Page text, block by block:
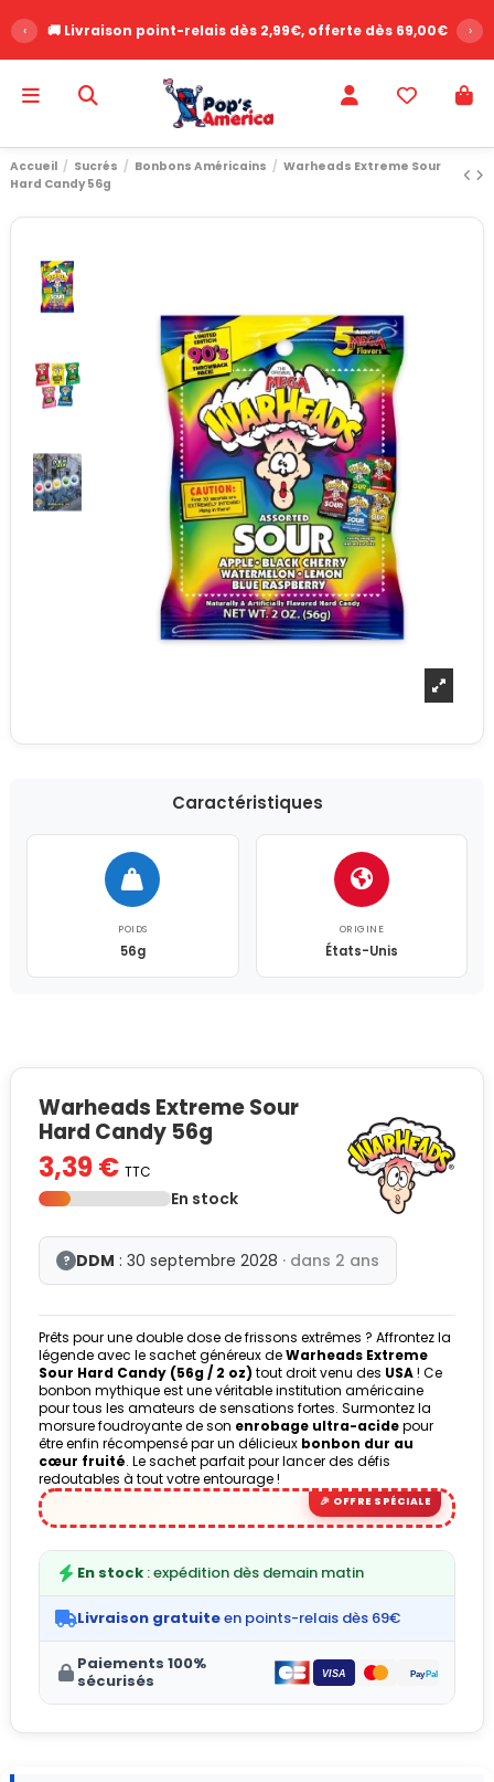
‹ 🚚 Livraison point-relais dès 2,99€, offerte dès 69,00€ ›
Accueil Sucrés Bonbons Américains
Warheads Extreme Sour
Hard Candy 56g
Caractéristiques
POIDS
56g
ORIGINE
États-Unis
Warheads Extreme Sour
Hard Candy 56g
3,39 € TTC
En stock
? DDM : 30 septembre 2028 · dans 2 ans
Prêts pour une double dose de frissons extrêmes ? Affrontez la
légende avec le sachet généreux deWarheads Extreme
Sour Hard Candy (56g / 2 oz) tout droit venu des USA! Ce
bonbon mythique est une véritable institution américaine
pour tous les amateurs de sensations fortes. Surmontez la
morsure foudroyante de son enrobage ultra-acidepour
être enfin récompensé par un délicieux bonbon dur au
cœur fruité. Le sachet parfait pour lancer des défis
redoutables à tout votre entourage !
En stock : expédition dès demain matin
Livraison gratuiteen points-relais dès 69€
Paiements 100%
sécurisés